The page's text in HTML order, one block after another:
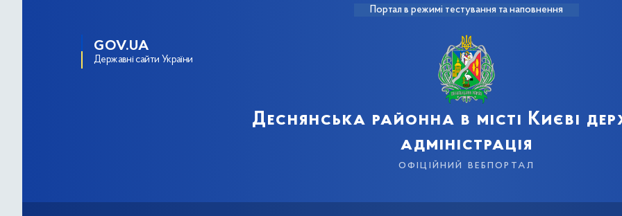
Портал в режимі тестування та наповнення
GOV.UA
Державні сайти України
Деснянська районна в місті Києві
адміністрація
офіційний вебпортал